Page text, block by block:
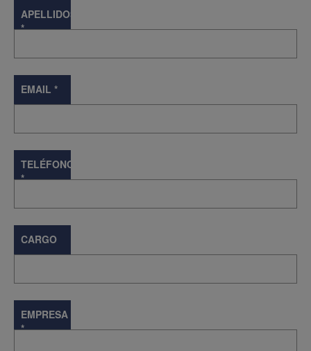
APELLIDOS
*
EMAIL *
TELÉFONO
*
CARGO
EMPRESA
*